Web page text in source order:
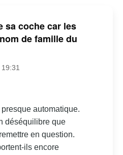
sa coche car les
de famille du
automatique.
déséquilibre que
en question.
ils encore